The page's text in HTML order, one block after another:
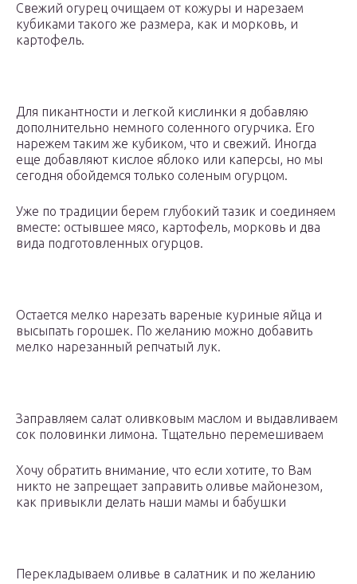
Свежий огурец очищаем от кожуры и нарезаем
кубиками такого же размера, как и морковь, и
картофель.
Для пикантности и легкой кислинки я добавляю
дополнительно немного соленного огурчика. Его
нарежем таким же кубиком, что и свежий. Иногда
еще добавляют кислое яблоко или каперсы, но мы
сегодня обойдемся только соленым огурцом.
Уже по традиции берем глубокий тазик и соединяем
вместе: остывшее мясо, картофель, морковь и два
вида подготовленных огурцов.
Остается мелко нарезать вареные куриные яйца и
высыпать горошек. По желанию можно добавить
мелко нарезанный репчатый лук.
Заправляем салат оливковым маслом и выдавливаем
сок половинки лимона. Тщательно перемешиваем
Хочу обратить внимание, что если хотите, то Вам
никто не запрещает заправить оливье майонезом,
как привыкли делать наши мамы и бабушки
Перекладываем оливье в салатник и по желанию